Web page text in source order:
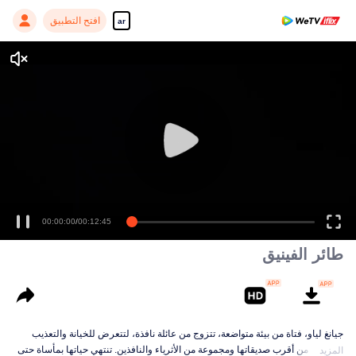
ar افتح التطبيق
00:00:00/00:12:45
طائر الفينيق
جيانغ لياو، فتاة من بيئة متواضعة، تتزوج من عائلة نافذة، لتتعرض للخيانة والتعذيب
الوحشي من أقرب صديقاتها ومجموعة من الأثرياء والنافذين. تنتهي حياتها بمأساة حتى
المزيد